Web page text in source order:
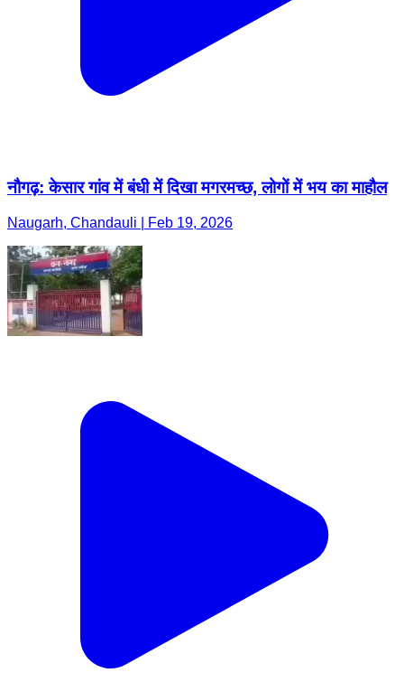
नौगढ़: केसार गांव में बंधी में दिखा मगरमच्छ, लोगों में भय का माहौल
Naugarh, Chandauli | Feb 19, 2026